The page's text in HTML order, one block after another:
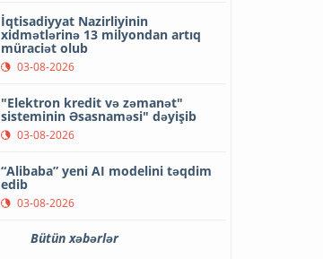
İqtisadiyyat Nazirliyinin
xidmətlərinə 13 milyondan artıq
müraciət olub
03-08-2026
"Elektron kredit və zəmanət"
sisteminin Əsasnaməsi" dəyişib
03-08-2026
“Alibaba” yeni AI modelini təqdim
edib
03-08-2026
Bütün xəbərlər